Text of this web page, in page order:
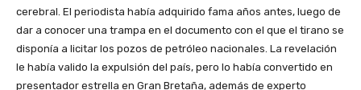
cerebral. El periodista había adquirido fama años antes, luego de
dar a conocer una trampa en el documento con el que el tirano se
disponía a licitar los pozos de petróleo nacionales. La revelación
le había valido la expulsión del país, pero lo había convertido en
presentador estrella en Gran Bretaña, además de experto